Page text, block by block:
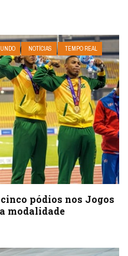
NOTÍCIAS TEMPO REAL
pódios nos Jogos
modalidade